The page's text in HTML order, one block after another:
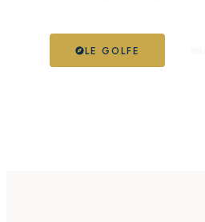
LE GOLFE